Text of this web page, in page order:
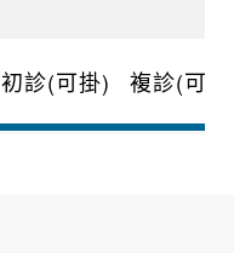
初診(可掛) 複診(可